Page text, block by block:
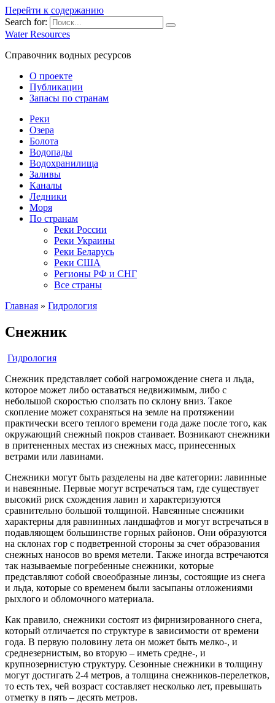
Перейти к содержанию
Search for:
Water Resources
Справочник водных ресурсов
О проекте
Публикации
Запасы по странам
Реки
Озера
Болота
Водопады
Водохранилища
Заливы
Каналы
Ледники
Моря
По странам
Реки России
Реки Украины
Реки Беларусь
Реки США
Регионы РФ и СНГ
Все страны
Главная » Гидрология
Снежник
Гидрология
Снежник представляет собой нагромождение снега и льда,
которое может либо оставаться недвижимым, либо с
небольшой скоростью сползать по склону вниз. Такое
скопление может сохраняться на земле на протяжении
практически всего теплого времени года даже после того, как
окружающий снежный покров стаивает. Возникают снежники
в притененных местах из снежных масс, принесенных
ветрами или лавинами.
Снежники могут быть разделены на две категории: лавинные
и навеянные. Первые могут встречаться там, где существует
высокий риск схождения лавин и характеризуются
сравнительно большой толщиной. Навеянные снежники
характерны для равнинных ландшафтов и могут встречаться в
подавляющем большинстве горных районов. Они образуются
на склонах гор с подветренной стороны за счет образования
снежных наносов во время метели. Также иногда встречаются
так называемые погребенные снежники, которые
представляют собой своеобразные линзы, состоящие из снега
и льда, которые со временем были засыпаны отложениями
рыхлого и обломочного материала.
Как правило, снежники состоят из фирнизированного снега,
который отличается по структуре в зависимости от времени
года. В первую половину лета он может быть мелко-, и
среднезернистым, во вторую – иметь средне-, и
крупнозернистую структуру. Сезонные снежники в толщину
могут достигать 2-4 метров, а толщина снежников-перелетков,
то есть тех, чей возраст составляет несколько лет, превышать
отметку в пять – десять метров.